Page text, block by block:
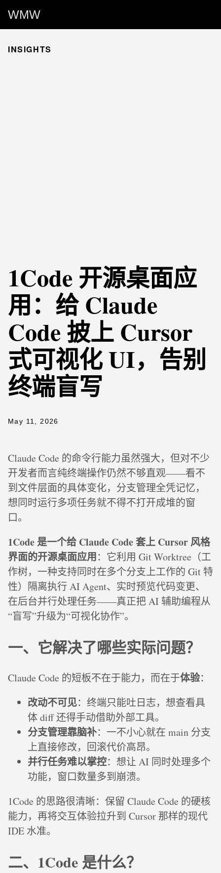
WMW
INSIGHTS
1Code 开源桌面应
用：给 Claude
Code 披上 Cursor
式可视化 UI，告别
终端盲写
May 11, 2026
Claude Code 的命令行能力虽然强大，但对不少
开发者而言纯终端操作仍然不够直观——看不
到文件层面的具体变化，分支管理全凭记忆，
想同时运行多项任务就不得不打开成堆的窗
口。
1Code 是一个给 Claude Code 套上 Cursor 风格
界面的开源桌面应用：它利用 Git Worktree（工
作树，一种支持同时在多个分支上工作的 Git 特
性）隔离执行 AI Agent、实时预览代码变更、
在后台并行处理任务——真正把 AI 辅助编程从
“盲写”升级为“可视化协作”。
一、它解决了哪些实际问题？
Claude Code 的短板不在于能力，而在于体验：
改动不可见：终端只能吐日志，想查看具
体 diff 还得手动借助外部工具。
分支管理靠脑补：一不小心就在 main 分支
上直接修改，回滚代价高昂。
并行任务难以掌控：想让 AI 同时处理多个
功能，窗口数量多到崩溃。
1Code 的思路很清晰：保留 Claude Code 的硬核
能力，再将交互体验拉升到 Cursor 那样的现代
IDE 水准。
二、1Code 是什么？